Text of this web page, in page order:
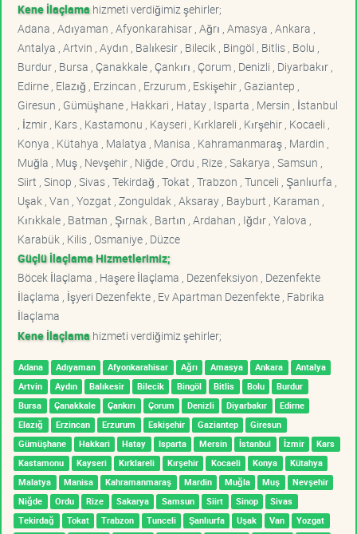
Kene İlaçlama hizmeti verdiğimiz şehirler;
Adana , Adıyaman , Afyonkarahisar , Ağrı , Amasya , Ankara ,
Antalya , Artvin , Aydın , Balıkesir , Bilecik , Bingöl , Bitlis , Bolu ,
Burdur , Bursa , Çanakkale , Çankırı , Çorum , Denizli , Diyarbakır ,
Edirne , Elazığ , Erzincan , Erzurum , Eskişehir , Gaziantep ,
Giresun , Gümüşhane , Hakkari , Hatay , Isparta , Mersin , İstanbul
, İzmir , Kars , Kastamonu , Kayseri , Kırklareli , Kırşehir , Kocaeli ,
Konya , Kütahya , Malatya , Manisa , Kahramanmaraş , Mardin ,
Muğla , Muş , Nevşehir , Niğde , Ordu , Rize , Sakarya , Samsun ,
Siirt , Sinop , Sivas , Tekirdağ , Tokat , Trabzon , Tunceli , Şanlıurfa ,
Uşak , Van , Yozgat , Zonguldak , Aksaray , Bayburt , Karaman ,
Kırıkkale , Batman , Şırnak , Bartın , Ardahan , Iğdır , Yalova ,
Karabük , Kilis , Osmaniye , Düzce
Güçlü İlaçlama Hizmetlerimiz;
Böcek İlaçlama , Haşere İlaçlama , Dezenfeksiyon , Dezenfekte
İlaçlama , İşyeri Dezenfekte , Ev Apartman Dezenfekte , Fabrika
İlaçlama
Kene İlaçlama hizmeti verdiğimiz şehirler;
Adana Adıyaman Afyonkarahisar Ağrı Amasya Ankara
Antalya
Artvin
Aydın Balıkesir Bilecik Bingöl Bitlis Bolu
Burdur
Bursa
Çanakkale Çankırı Çorum Denizli Diyarbakır
Edirne
Elazığ
Erzincan Erzurum Eskişehir Gaziantep
Giresun
Gümüşhane
Hakkari Hatay Isparta Mersin İstanbul İzmir
Kars
Kastamonu
Kayseri Kırklareli Kırşehir Kocaeli Konya
Kütahya
Malatya
Manisa Kahramanmaraş Mardin Muğla Muş
Nevşehir
Niğde
Ordu Rize Sakarya Samsun Siirt Sinop
Sivas
Tekirdağ
Tokat Trabzon Tunceli Şanlıurfa Uşak Van
Yozgat